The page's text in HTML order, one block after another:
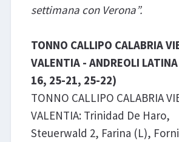
settimana con Verona”.
TONNO CALLIPO CALABRIA
VALENTIA - ANDREOLI
16, 25-21, 25-22)
TONNO CALLIPO CALABRIA
VALENTIA: Trinidad De Haro,
Steuerwald 2, Farina (L),